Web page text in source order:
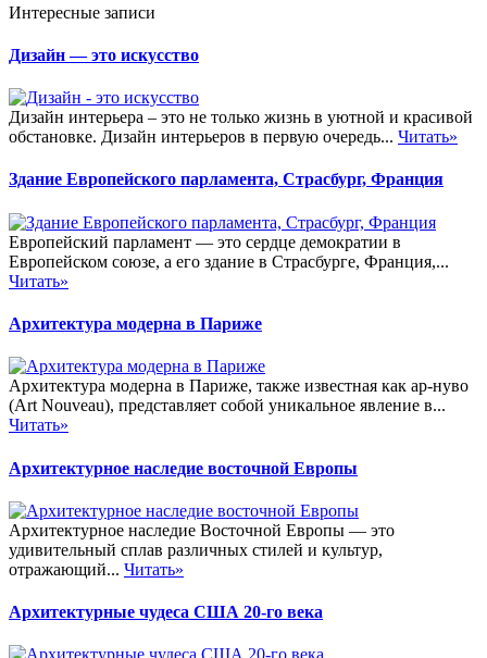
Интересные записи
Дизайн — это искусство
Дизайн интерьера – это не только жизнь в уютной и красивой
обстановке. Дизайн интерьеров в первую очередь... Читать»
Здание Европейского парламента, Страсбург, Франция
Европейский парламент — это сердце демократии в
Европейском союзе, а его здание в Страсбурге, Франция,...
Читать»
Архитектура модерна в Париже
Архитектура модерна в Париже, также известная как ар-нуво
(Art Nouveau), представляет собой уникальное явление в...
Читать»
Архитектурное наследие восточной Европы
Архитектурное наследие Восточной Европы — это
удивительный сплав различных стилей и культур,
отражающий... Читать»
Архитектурные чудеса США 20-го века